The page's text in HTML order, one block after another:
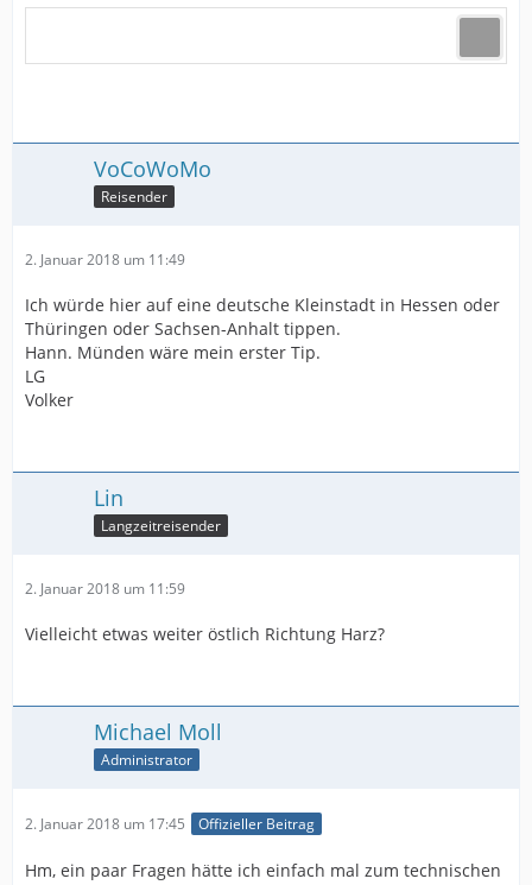
VoCoWoMo
Reisender
2. Januar 2018 um 11:49
Ich würde hier auf eine deutsche Kleinstadt in Hessen oder
Thüringen oder Sachsen-Anhalt tippen.
Hann. Münden wäre mein erster Tip.
LG
Volker
Lin
Langzeitreisender
2. Januar 2018 um 11:59
Vielleicht etwas weiter östlich Richtung Harz?
Michael Moll
Administrator
2. Januar 2018 um 17:45 Offizieller Beitrag
Hm, ein paar Fragen hätte ich einfach mal zum technischen